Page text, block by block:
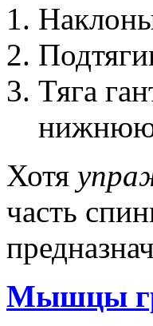
Тяга
нижнюю
Хотя
часть
Мышцы